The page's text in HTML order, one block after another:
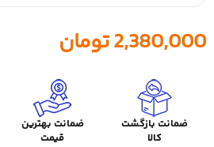
2,380,000تومان
ضمانت بازگشت
کالا
ضمانت بهترین
قیمت